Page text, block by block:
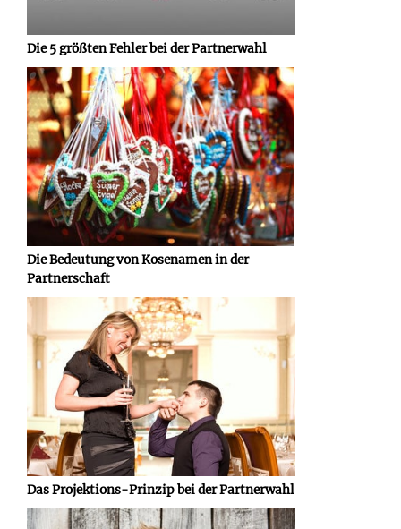
Die 5 größten Fehler bei der Partnerwahl
Die Bedeutung von Kosenamen in der
Partnerschaft
Das Projektions-Prinzip bei der Partnerwahl